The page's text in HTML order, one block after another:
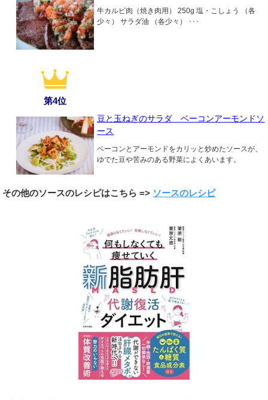
牛カルビ肉（焼き肉用） 250g 塩・こしょう （各
少々） サラダ油 （各少々） ･･･
第4位
豆と玉ねぎのサラダ ベーコンアーモンドソ
ース
ベーコンとアーモンドをカリッと炒めたソースが、
ゆでた豆や苦みのある野菜によくあいます。
その他のソースのレシピはこちら => ソースのレシピ